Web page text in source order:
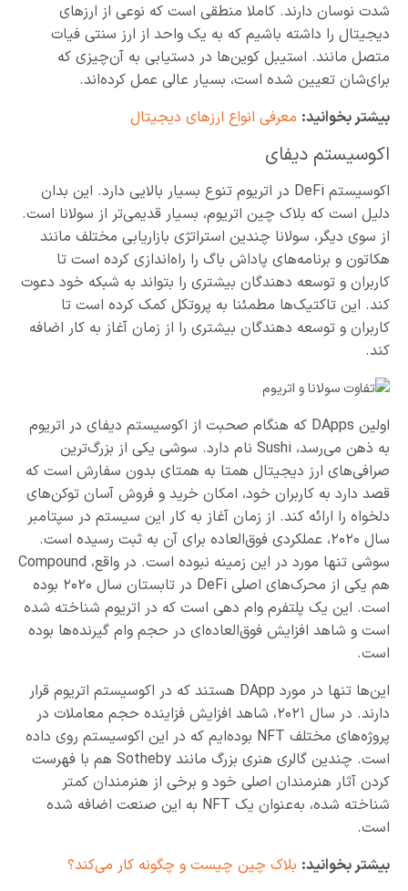
شدت نوسان دارند. کاملا منطقی است که نوعی از ارزهای
دیجیتال را داشته باشیم که به یک واحد از ارز سنتی فیات
متصل مانند. استیبل کوین‌ها در دستیابی به آن‌چیزی که
برای‌شان تعیین شده است، بسیار عالی عمل کرده‌اند.
بیشتر بخوانید: معرفی انواع ارزهای دیجیتال
اکوسیستم دیفای
اکوسیستم DeFi در اتریوم تنوع بسیار بالایی دارد. این بدان
دلیل است که بلاک چین اتریوم، بسیار قدیمی‌تر از سولانا است.
از سوی دیگر، سولانا چندین استراتژی بازاریابی مختلف مانند
هکاتون و برنامه‌های پاداش باگ را راه‌اندازی کرده است تا
کاربران و توسعه دهندگان بیشتری را بتواند به شبکه خود دعوت
کند. این تاکتیک‌ها مطمئنا به پروتکل کمک کرده است تا
کاربران و توسعه دهندگان بیشتری را از زمان آغاز به کار اضافه
کند.
اولین DApps که هنگام صحبت از اکوسیستم دیفای در اتریوم
به ذهن می‌رسد، Sushi نام دارد. سوشی یکی از بزرگ‌ترین
صرافی‌های ارز دیجیتال همتا به همتای بدون سفارش است که
قصد دارد به کاربران خود، امکان خرید و فروش آسان توکن‌های
دلخواه را ارائه کند. از زمان آغاز به کار این سیستم در سپتامبر
سال ۲۰۲۰، عملکردی فوق‌العاده برای آن به ثبت رسیده است.
سوشی تنها مورد در این زمینه نبوده است. در واقع، Compound
هم یکی از محرک‌های اصلی DeFi در تابستان سال ۲۰۲۰ بوده
است. این یک پلتفرم وام دهی است که در اتریوم شناخته شده
است و شاهد افزایش فوق‌العاده‌ای در حجم وام گیرنده‌ها بوده
است.
این‌ها تنها در مورد DApp هستند که در اکوسیستم اتریوم قرار
دارند. در سال ۲۰۲۱، شاهد افزایش فزاینده حجم معاملات در
پروژه‌های مختلف NFT بوده‌ایم که در این اکوسیستم روی داده
است. چندین گالری هنری بزرگ مانند Sotheby هم با فهرست
کردن آثار هنرمندان اصلی خود و برخی از هنرمندان کمتر
شناخته شده، به‌عنوان یک NFT به این صنعت اضافه شده
است.
بیشتر بخوانید: بلاک چین چیست و چگونه کار می‌کند؟